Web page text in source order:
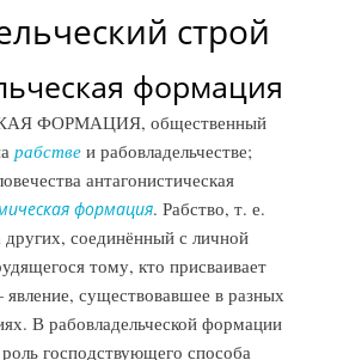
строй
формация
ФОРМАЦИЯ, общественный
рабстве и рабовладельчестве;
антагонистическая
формация. Рабство, т. е.
соединённый с личной
тому, кто присваивает
существовавшее в разных
В рабовладельческой формации
господствующего способа